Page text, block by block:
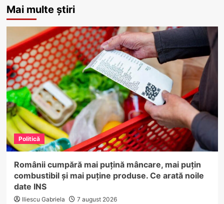
Mai multe știri
Politică
Românii cumpără mai puțină mâncare, mai puțin
combustibil și mai puține produse. Ce arată noile
date INS
Iliescu Gabriela 7 august 2026